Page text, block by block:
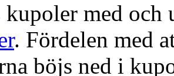
med och
. Fördelen med
böjs ned i